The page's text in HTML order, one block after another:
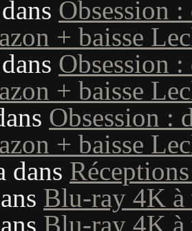
dans Obsession :
+ baisse
dans Obsession :
+ baisse
Obsession :
+ baisse
dans
Blu-ray 4K à
Blu-ray 4K à